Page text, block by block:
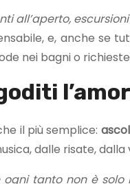
all’aperto,
e, anche se
nei bagni o
il più semplice:
dalle risate,
ogni tanto non è solo